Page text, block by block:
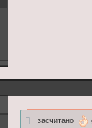
засчитано